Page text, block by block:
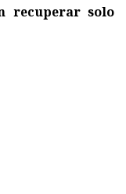
recuperar solo